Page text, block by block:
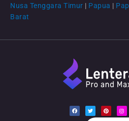
Nusa Tenggara Timur | Papua |
Barat
F
a
c
T
w
i
P
i
n
I
n
s